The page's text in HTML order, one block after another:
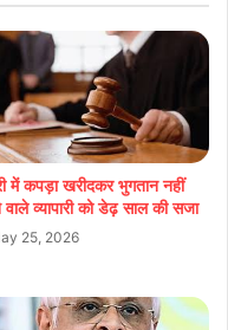
में कपड़ा खरीदकर भुगतान नहीं
व्यापारी को डेढ़ साल की सजा
25, 2026